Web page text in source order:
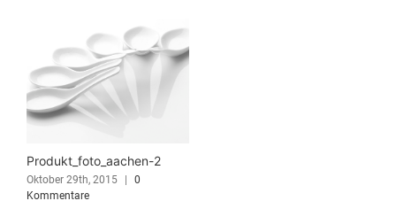
Produkt_foto_aachen-2
Oktober 29th, 2015
0
Kommentare